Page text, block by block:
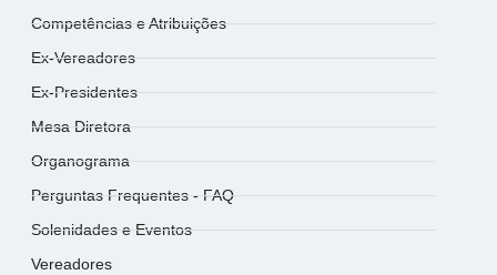
Competências e Atribuições
Ex-Vereadores
Ex-Presidentes
Mesa Diretora
Organograma
Perguntas Frequentes - FAQ
Solenidades e Eventos
Vereadores